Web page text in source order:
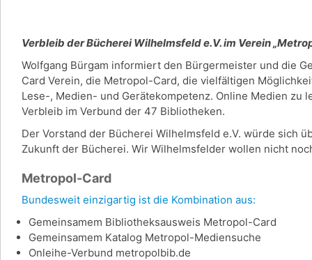
Verbleib der Bücherei Wilhelmsfeld e.V. im Verein
Wolfgang Bürgam informiert den Bürgermeister und die
Card Verein, die Metropol-Card, die vielfältigen
Lese-, Medien- und Gerätekompetenz. Online Medien
Verbleib im Verbund der 47 Bibliotheken.
Der Vorstand der Bücherei Wilhelmsfeld e.V. würde sich
Zukunft der Bücherei. Wir Wilhelmsfelder wollen nicht
Metropol-Card
Bundesweit einzigartig ist die Kombination aus:
Gemeinsamem Bibliotheksausweis Metropol-Card
Gemeinsamem Katalog Metropol-Mediensuche
Onleihe-Verbund metropolbib.de